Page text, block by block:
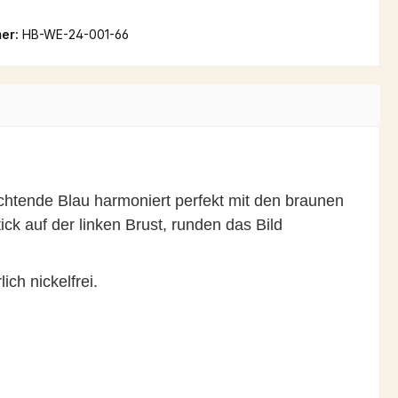
HB-WE-24-001-66
Blau harmoniert perfekt mit den braunen
auf der linken Brust, runden das Bild
nickelfrei.